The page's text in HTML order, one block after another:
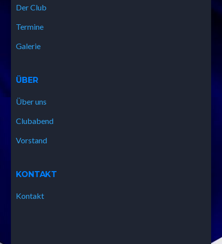
Der Club
Termine
Galerie
ÜBER
Über uns
Clubabend
Vorstand
KONTAKT
Kontakt